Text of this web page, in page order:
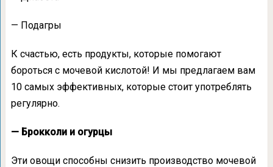
— Подагры
К счастью, есть продукты, которые помогают
бороться с мочевой кислотой! И мы предлагаем вам
10 самых эффективных, которые стоит употреблять
регулярно.
— Брокколи и огурцы
Эти овощи способны снизить производство мочевой